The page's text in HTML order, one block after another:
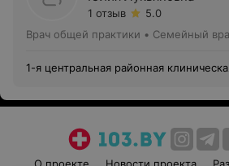
1 отзыв
5.0
Врач общей практики • Семейный
1-я центральная районная